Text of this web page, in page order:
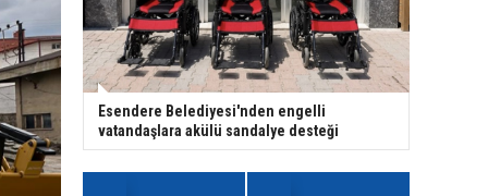
Esendere Belediyesi'nden engelli
vatandaşlara akülü sandalye desteği